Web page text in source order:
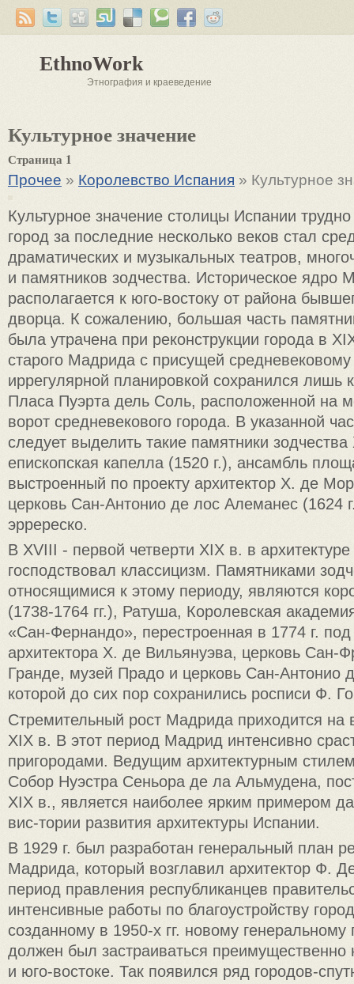
EthnoWork
Этнография и краеведение
Культурное значение
Страница 1
Прочее » Королевство Испания » Культурное
Культурное значение столицы Испании
город за последние несколько веков стал
драматических и музыкальных театров,
и памятников зодчества. Историческое ядро
располагается к юго-востоку от района
дворца. К сожалению, большая часть
была утрачена при реконструкции города в
старого Мадрида с присущей средневековому
иррегулярной планировкой сохранился лишь
Пласа Пуэрта дель Соль, расположенной на
ворот средневекового города. В указанной
следует выделить такие памятники
епископская капелла (1520 г.), ансамбль
выстроенный по проекту архитектор X. де
церковь Сан-Антонио де лос Алеманес (1624
эрререско.
В XVIII - первой четверти XIX в. в
господствовал классицизм. Памятниками
относящимися к этому периоду, являются
(1738-1764 гг.), Ратуша, Королевская
«Сан-Фернандо», перестроенная в 1774 г.
архитектора X. де Вильянуэва, церковь Сан-
Гранде, музей Прадо и церковь Сан-Антонио
которой до сих пор сохранились росписи Ф.
Стремительный рост Мадрида приходится на
XIX в. В этот период Мадрид интенсивно
пригородами. Ведущим архитектурным
Собор Нуэстра Сеньора де ла Альмудена,
XIX в., является наиболее ярким примером
вис-тории развития архитектуры Испании.
В 1929 г. был разработан генеральный план
Мадрида, который возглавил архитектор Ф.
период правления республиканцев
интенсивные работы по благоустройству
созданному в 1950-х гг. новому генеральному
должен был застраиваться преимущественно
и юго-востоке. Так появился ряд городов-